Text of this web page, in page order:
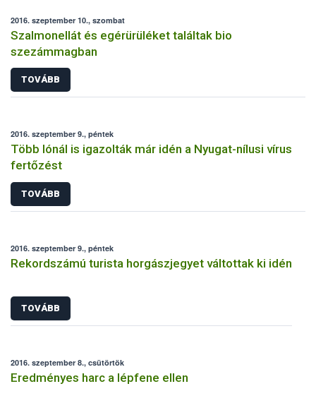
2016. szeptember 10., szombat
Szalmonellát és egérürüléket találtak bio
szezámmagban
TOVÁBB
2016. szeptember 9., péntek
Több lónál is igazolták már idén a Nyugat-nílusi vírus
fertőzést
TOVÁBB
2016. szeptember 9., péntek
Rekordszámú turista horgászjegyet váltottak ki idén
TOVÁBB
2016. szeptember 8., csütörtök
Eredményes harc a lépfene ellen